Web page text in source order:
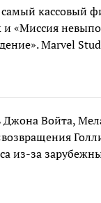
кассовый
«Миссия
Marvel
Джона Войта,
из-за